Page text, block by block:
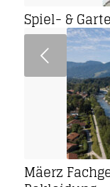
Spiel- &
Mäerz